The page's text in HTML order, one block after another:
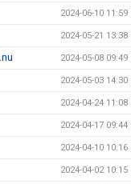
2024-06-10 11:59
2024-05-21 13:38
2024-05-08 09:49
2024-05-03 14:30
2024-04-24 11:08
2024-04-17 09:44
2024-04-10 10:16
2024-04-02 10:15